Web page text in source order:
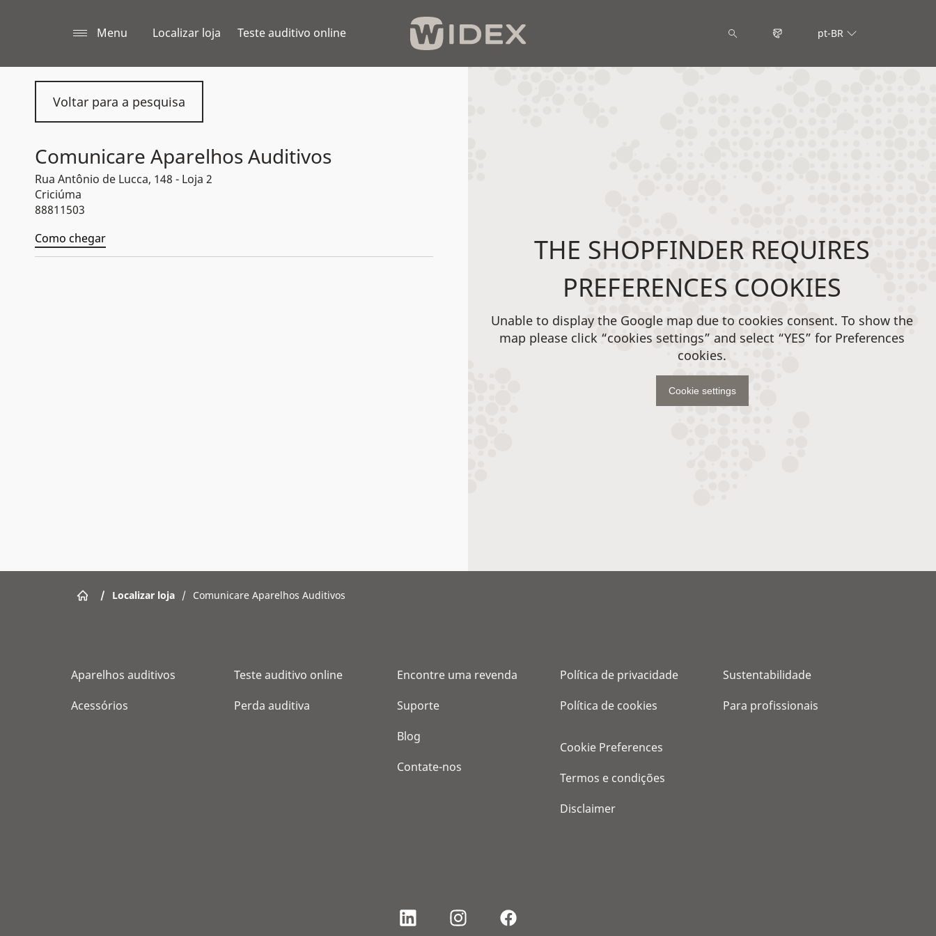
Menu Localizar loja Teste auditivo online pt-BR
Voltar para a pesquisa
Comunicare Aparelhos Auditivos
Rua Antônio de Lucca, 148 - Loja 2
Criciúma
88811503
Como chegar
THE SHOPFINDER REQUIRES
PREFERENCES COOKIES
Unable to display the Google map due to cookies consent. To show the
map please click “cookies settings” and select “YES” for Preferences
cookies.
Cookie settings
/ Localizar loja / Comunicare Aparelhos Auditivos
Aparelhos auditivos
Acessórios
Teste auditivo online
Perda auditiva
Encontre uma revenda
Suporte
Blog
Contate-nos
Política de privacidade
Política de cookies
Cookie Preferences
Termos e condições
Disclaimer
Sustentabilidade
Para profissionais